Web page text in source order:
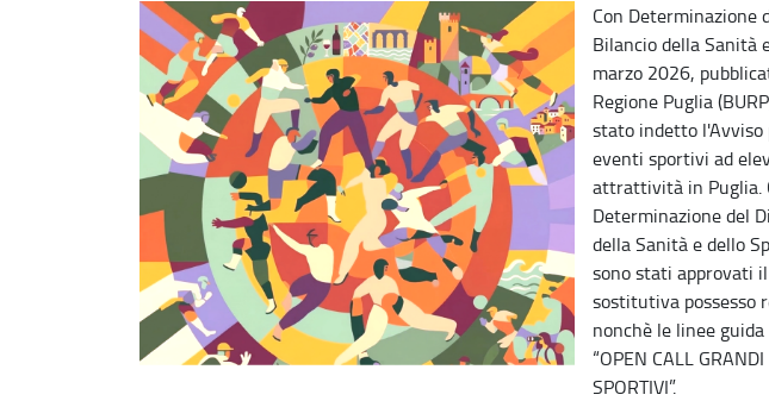
Con Determinazione
Bilancio della Sanità
marzo 2026,
Regione Puglia
stato indetto l'Avviso
eventi sportivi ad
attrattività in Puglia.
Determinazione del
della Sanità e dello
sono stati approvati
sostitutiva possesso
nonchè le linee
“OPEN CALL
SPORTIVI”.